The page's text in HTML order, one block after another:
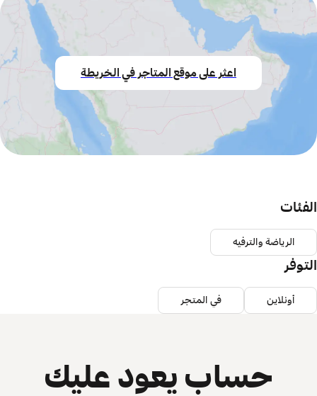
اعثر على موقع المتاجر في الخريطة
الفئات
الرياضة والترفيه
التوفر
أونلاين في المتجر
حساب يعود عليك